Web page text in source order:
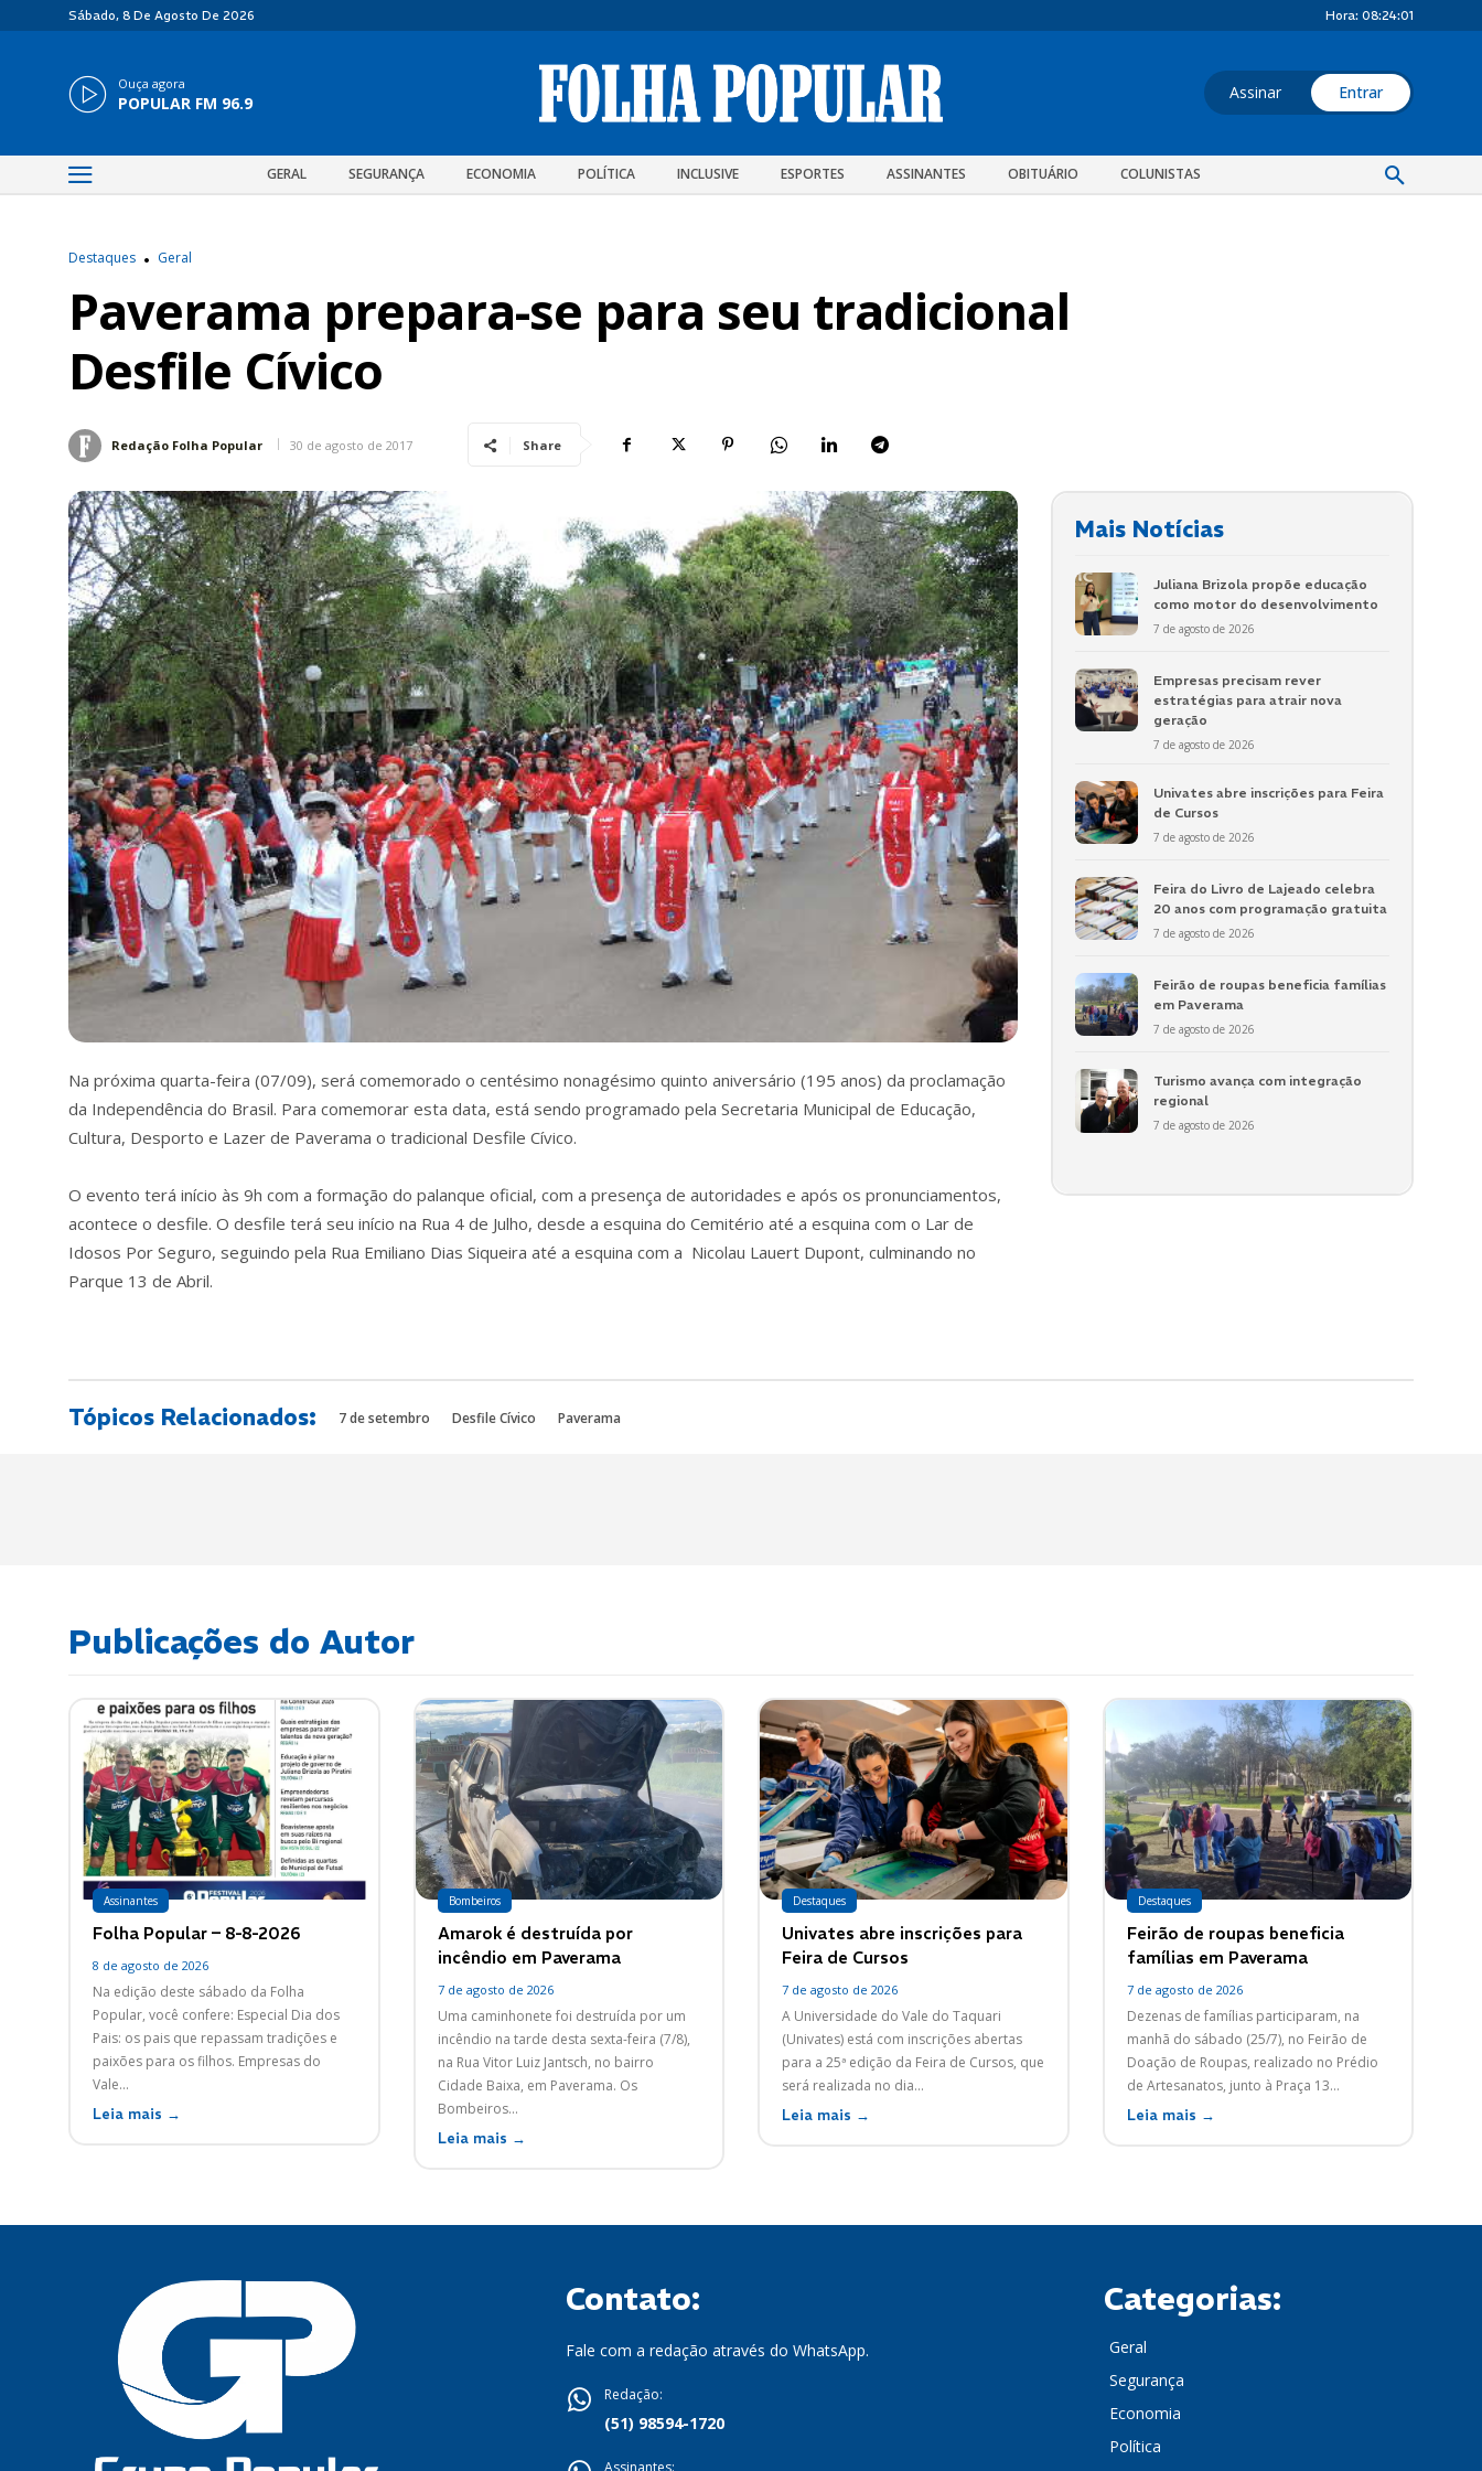
Sábado, 8 De Agosto De 2026 Hora: 08:24:02
Ouça agora
POPULAR FM 96.9 Assinar Entrar
GERAL SEGURANÇA ECONOMIA POLÍTICA INCLUSIVE ESPORTES ASSINANTES OBITUÁRIO COLUNISTAS
Destaques Geral
Paverama prepara-se para seu tradicional
Desfile Cívico
Redação Folha Popular 30 de agosto de 2017 Share
Na próxima quarta-feira (07/09), será comemorado o centésimo nonagésimo quinto aniversário (195 anos) da proclamação
da Independência do Brasil. Para comemorar esta data, está sendo programado pela Secretaria Municipal de Educação,
Cultura, Desporto e Lazer de Paverama o tradicional Desfile Cívico.
O evento terá início às 9h com a formação do palanque oficial, com a presença de autoridades e após os pronunciamentos,
acontece o desfile. O desfile terá seu início na Rua 4 de Julho, desde a esquina do Cemitério até a esquina com o Lar de
Idosos Por Seguro, seguindo pela Rua Emiliano Dias Siqueira até a esquina com a Nicolau Lauert Dupont, culminando no
Parque 13 de Abril.
Mais Notícias
Juliana Brizola propõe educação
como motor do desenvolvimento
7 de agosto de 2026
Empresas precisam rever
estratégias para atrair nova
geração
7 de agosto de 2026
Univates abre inscrições para Feira
de Cursos
7 de agosto de 2026
Feira do Livro de Lajeado celebra
20 anos com programação gratuita
7 de agosto de 2026
Feirão de roupas beneficia famílias
em Paverama
7 de agosto de 2026
Turismo avança com integração
regional
7 de agosto de 2026
Tópicos Relacionados: 7 de setembro Desfile Cívico Paverama
Publicações do Autor
Assinantes
Folha Popular – 8-8-2026
8 de agosto de 2026
Na edição deste sábado da Folha
Popular, você confere: Especial Dia dos
Pais: os pais que repassam tradições e
paixões para os filhos. Empresas do
Vale...
Leia mais →
Bombeiros
Amarok é destruída por
incêndio em Paverama
7 de agosto de 2026
Uma caminhonete foi destruída por um
incêndio na tarde desta sexta-feira (7/8),
na Rua Vitor Luiz Jantsch, no bairro
Cidade Baixa, em Paverama. Os
Bombeiros...
Leia mais →
Destaques
Univates abre inscrições para
Feira de Cursos
7 de agosto de 2026
A Universidade do Vale do Taquari
(Univates) está com inscrições abertas
para a 25ª edição da Feira de Cursos, que
será realizada no dia...
Leia mais →
Destaques
Feirão de roupas beneficia
famílias em Paverama
7 de agosto de 2026
Dezenas de famílias participaram, na
manhã do sábado (25/7), no Feirão de
Doação de Roupas, realizado no Prédio
de Artesanatos, junto à Praça 13...
Leia mais →
Contato:
Fale com a redação através do WhatsApp.
Redação:
(51) 98594-1720
Categorias:
Geral
Segurança
Economia
Política